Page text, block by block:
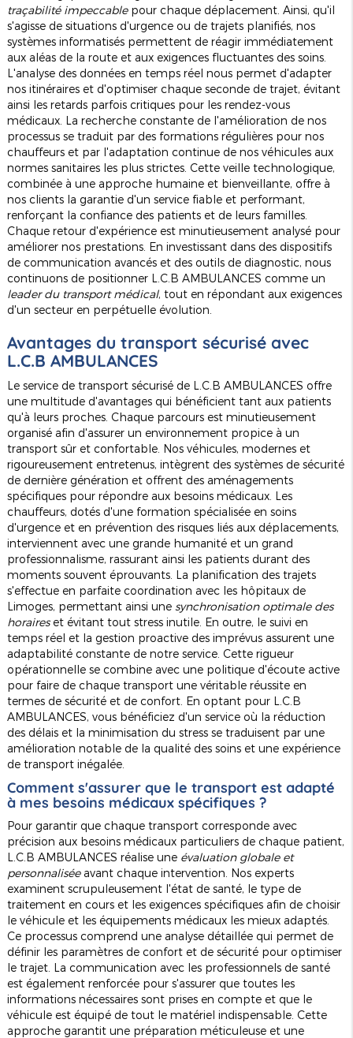
traçabilité impeccablepour chaque déplacement. Ainsi, qu'il
s'agisse de situations d'urgence ou de trajets planifiés, nos
systèmes informatisés permettent de réagir immédiatement
aux aléas de la route et aux exigences fluctuantes des soins.
L'analyse des données en temps réel nous permet d'adapter
nos itinéraires et d'optimiser chaque seconde de trajet, évitant
ainsi les retards parfois critiques pour les rendez-vous
médicaux. La recherche constante de l'amélioration de nos
processus se traduit par des formations régulières pour nos
chauffeurs et par l'adaptation continue de nos véhicules aux
normes sanitaires les plus strictes. Cette veille technologique,
combinée à une approche humaine et bienveillante, offre à
nos clients la garantie d'un service fiable et performant,
renforçant la confiance des patients et de leurs familles.
Chaque retour d'expérience est minutieusement analysé pour
améliorer nos prestations. En investissant dans des dispositifs
de communication avancés et des outils de diagnostic, nous
continuons de positionner L.C.B AMBULANCES comme un
leader du transport médical, tout en répondant aux exigences
d'un secteur en perpétuelle évolution.
Avantages du transport sécurisé avec
L.C.B AMBULANCES
Le service de transport sécurisé de L.C.B AMBULANCES offre
une multitude d'avantages qui bénéficient tant aux patients
qu'à leurs proches. Chaque parcours est minutieusement
organisé afin d'assurer un environnement propice à un
transport sûr et confortable. Nos véhicules, modernes et
rigoureusement entretenus, intègrent des systèmes de sécurité
de dernière génération et offrent des aménagements
spécifiques pour répondre aux besoins médicaux. Les
chauffeurs, dotés d'une formation spécialisée en soins
d'urgence et en prévention des risques liés aux déplacements,
interviennent avec une grande humanité et un grand
professionnalisme, rassurant ainsi les patients durant des
moments souvent éprouvants. La planification des trajets
s'effectue en parfaite coordination avec les hôpitaux de
Limoges, permettant ainsi une synchronisation optimale des
horaireset évitant tout stress inutile. En outre, le suivi en
temps réel et la gestion proactive des imprévus assurent une
adaptabilité constante de notre service. Cette rigueur
opérationnelle se combine avec une politique d'écoute active
pour faire de chaque transport une véritable réussite en
termes de sécurité et de confort. En optant pour L.C.B
AMBULANCES, vous bénéficiez d'un service où la réduction
des délais et la minimisation du stress se traduisent par une
amélioration notable de la qualité des soins et une expérience
de transport inégalée.
Comment s'assurer que le transport est adapté
à mes besoins médicaux spécifiques ?
Pour garantir que chaque transport corresponde avec
précision aux besoins médicaux particuliers de chaque patient,
L.C.B AMBULANCES réalise une évaluation globale et
personnaliséeavant chaque intervention. Nos experts
examinent scrupuleusement l'état de santé, le type de
traitement en cours et les exigences spécifiques afin de choisir
le véhicule et les équipements médicaux les mieux adaptés.
Ce processus comprend une analyse détaillée qui permet de
définir les paramètres de confort et de sécurité pour optimiser
le trajet. La communication avec les professionnels de santé
est également renforcée pour s'assurer que toutes les
informations nécessaires sont prises en compte et que le
véhicule est équipé de tout le matériel indispensable. Cette
approche garantit une préparation méticuleuse et une